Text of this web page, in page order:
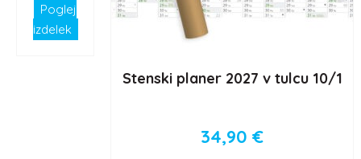
Poglej
izdelek
Stenski planer 2027 v tulcu 10/1
34,90 €